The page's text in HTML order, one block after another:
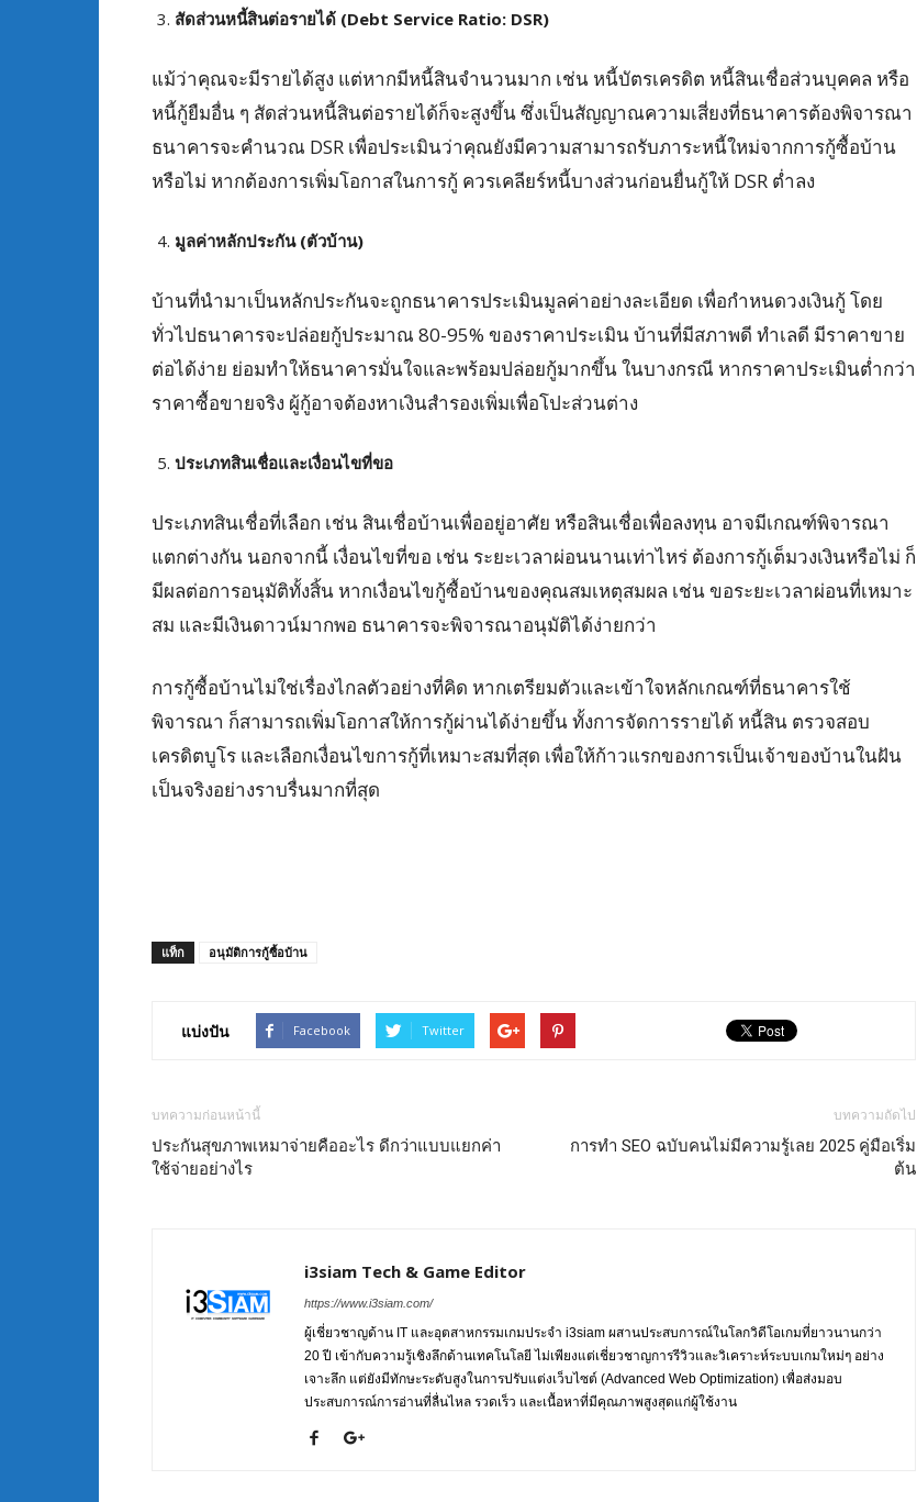
สัดส่วนหนี้สินต่อรายได้ (Debt Service Ratio: DSR)
แม้ว่าคุณจะมีรายได้สูง แต่หากมีหนี้สินจำนวนมาก เช่น หนี้บัตรเครดิต หนี้สินเชื่อส่วนบุคคล หรือ
หนี้กู้ยืมอื่น ๆ สัดส่วนหนี้สินต่อรายได้ก็จะสูงขึ้น ซึ่งเป็นสัญญาณความเสี่ยงที่ธนาคารต้องพิจารณา
ธนาคารจะคำนวณ DSR เพื่อประเมินว่าคุณยังมีความสามารถรับภาระหนี้ใหม่จากการกู้ซื้อบ้าน
หรือไม่ หากต้องการเพิ่มโอกาสในการกู้ ควรเคลียร์หนี้บางส่วนก่อนยื่นกู้ให้ DSR ต่ำลง
มูลค่าหลักประกัน (ตัวบ้าน)
บ้านที่นำมาเป็นหลักประกันจะถูกธนาคารประเมินมูลค่าอย่างละเอียด เพื่อกำหนดวงเงินกู้ โดย
ทั่วไปธนาคารจะปล่อยกู้ประมาณ 80-95% ของราคาประเมิน บ้านที่มีสภาพดี ทำเลดี มีราคาขาย
ต่อได้ง่าย ย่อมทำให้ธนาคารมั่นใจและพร้อมปล่อยกู้มากขึ้น ในบางกรณี หากราคาประเมินต่ำกว่า
ราคาซื้อขายจริง ผู้กู้อาจต้องหาเงินสำรองเพิ่มเพื่อโปะส่วนต่าง
ประเภทสินเชื่อและเงื่อนไขที่ขอ
ประเภทสินเชื่อที่เลือก เช่น สินเชื่อบ้านเพื่ออยู่อาศัย หรือสินเชื่อเพื่อลงทุน อาจมีเกณฑ์พิจารณา
แตกต่างกัน นอกจากนี้ เงื่อนไขที่ขอ เช่น ระยะเวลาผ่อนนานเท่าไหร่ ต้องการกู้เต็มวงเงินหรือไม่ ก็
มีผลต่อการอนุมัติทั้งสิ้น หากเงื่อนไขกู้ซื้อบ้านของคุณสมเหตุสมผล เช่น ขอระยะเวลาผ่อนที่เหมาะ
สม และมีเงินดาวน์มากพอ ธนาคารจะพิจารณาอนุมัติได้ง่ายกว่า
การกู้ซื้อบ้านไม่ใช่เรื่องไกลตัวอย่างที่คิด หากเตรียมตัวและเข้าใจหลักเกณฑ์ที่ธนาคารใช้
พิจารณา ก็สามารถเพิ่มโอกาสให้การกู้ผ่านได้ง่ายขึ้น ทั้งการจัดการรายได้ หนี้สิน ตรวจสอบ
เครดิตบูโร และเลือกเงื่อนไขการกู้ที่เหมาะสมที่สุด เพื่อให้ก้าวแรกของการเป็นเจ้าของบ้านในฝัน
เป็นจริงอย่างราบรื่นมากที่สุด
แท็ก อนุมัติการกู้ซื้อบ้าน
แบ่งปัน Facebook Twitter
บทความก่อนหน้านี้
ประกันสุขภาพเหมาจ่ายคืออะไร ดีกว่าแบบแยกค่า
ใช้จ่ายอย่างไร
บทความถัดไป
การทำ SEO ฉบับคนไม่มีความรู้เลย 2025 คู่มือเริ่ม
ต้น
i3siam Tech & Game Editor
https://www.i3siam.com/
ผู้เชี่ยวชาญด้าน IT และอุตสาหกรรมเกมประจำ i3siam ผสานประสบการณ์ในโลกวิดีโอเกมที่ยาวนานกว่า
20 ปี เข้ากับความรู้เชิงลึกด้านเทคโนโลยี ไม่เพียงแต่เชี่ยวชาญการรีวิวและวิเคราะห์ระบบเกมใหม่ๆ อย่าง
เจาะลึก แต่ยังมีทักษะระดับสูงในการปรับแต่งเว็บไซต์ (Advanced Web Optimization) เพื่อส่งมอบ
ประสบการณ์การอ่านที่ลื่นไหล รวดเร็ว และเนื้อหาที่มีคุณภาพสูงสุดแก่ผู้ใช้งาน